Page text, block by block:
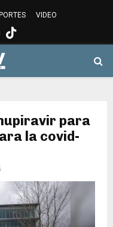
VIDEO
para
la covid-